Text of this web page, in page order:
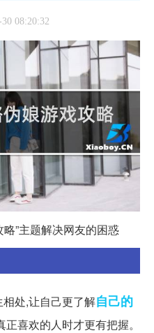
08:20:32
”主题解决网友的困惑
处,让自己更了解自己的
喜欢的人时才更有把握。